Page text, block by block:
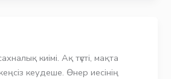
киімі. Ақ түсті, мақта
кеудеше. Өнер иесінің